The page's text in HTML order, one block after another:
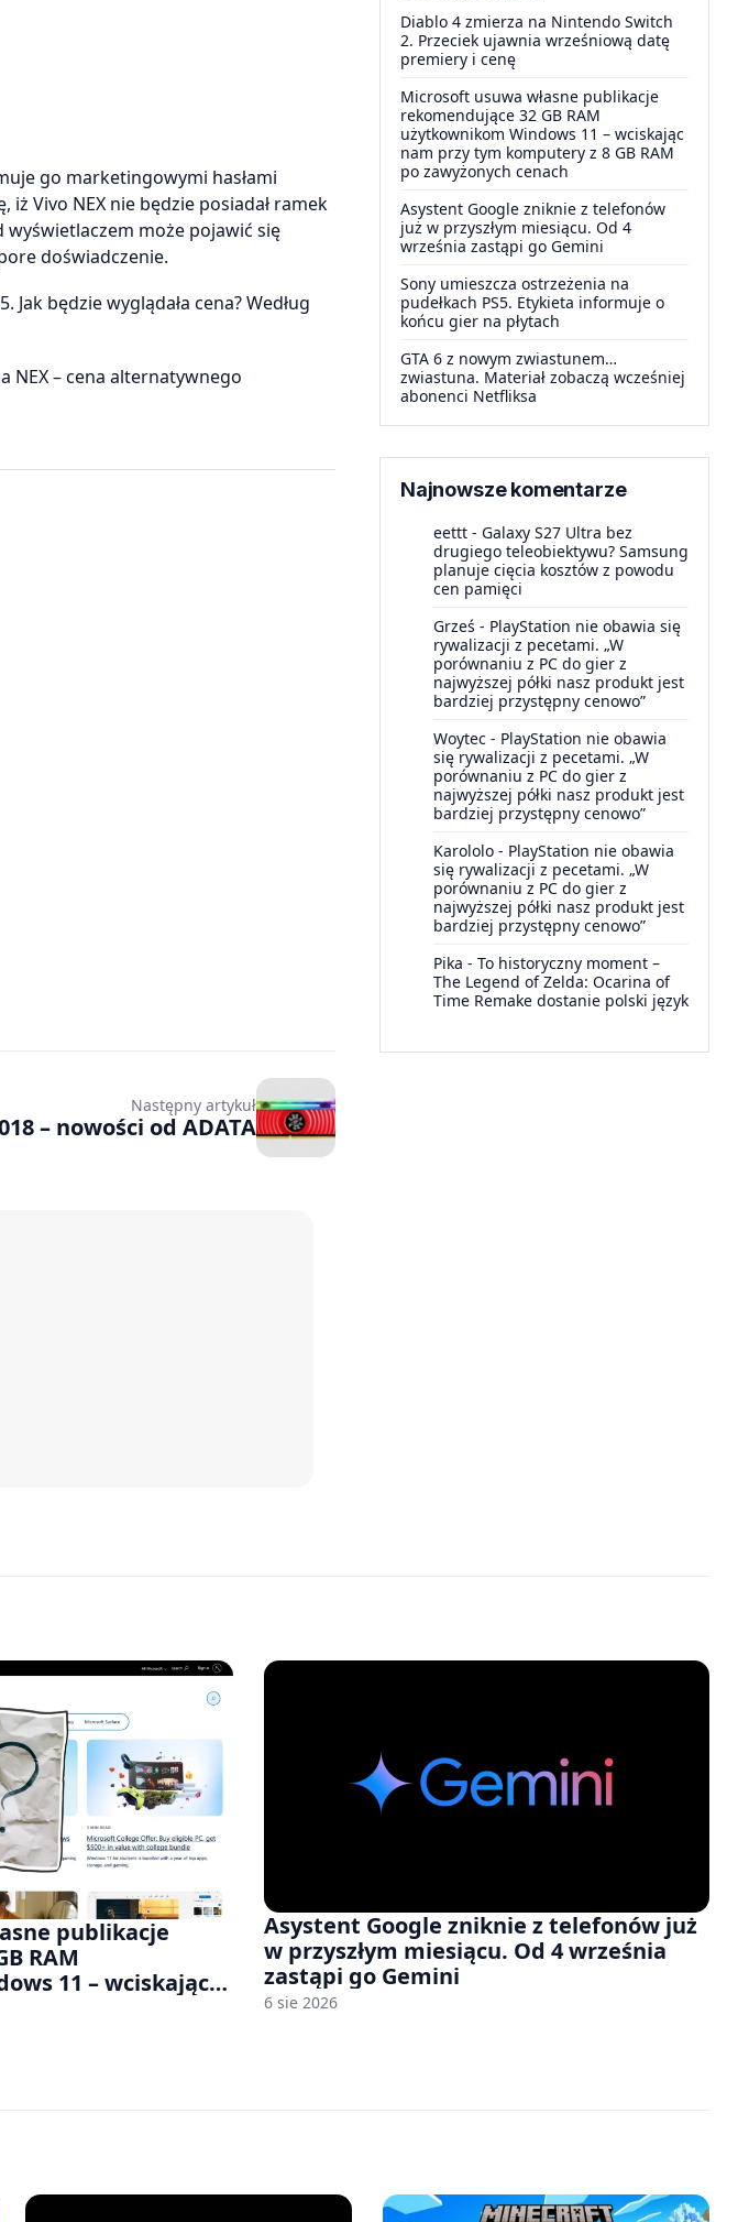
go marketingowymi hasłami
Vivo NEX nie będzie posiadał ramek
może pojawić się
doświadczenie.
będzie wyglądała cena? Według
NEX – cena alternatywnego
Diablo 4 zmierza na Nintendo Switch
2. Przeciek ujawnia wrześniową datę
premiery i cenę
Microsoft usuwa własne publikacje
rekomendujące 32 GB RAM
użytkownikom Windows 11 – wciskając
nam przy tym komputery z 8 GB RAM
po zawyżonych cenach
Asystent Google zniknie z telefonów
już w przyszłym miesiącu. Od 4
września zastąpi go Gemini
Sony umieszcza ostrzeżenia na
pudełkach PS5. Etykieta informuje o
końcu gier na płytach
GTA 6 z nowym zwiastunem…
zwiastuna. Materiał zobaczą wcześniej
abonenci Netfliksa
Najnowsze komentarze
eettt - Galaxy S27 Ultra bez
drugiego teleobiektywu? Samsung
planuje cięcia kosztów z powodu
cen pamięci
Grześ - PlayStation nie obawia się
rywalizacji z pecetami. „W
porównaniu z PC do gier z
najwyższej półki nasz produkt jest
bardziej przystępny cenowo”
Woytec - PlayStation nie obawia
się rywalizacji z pecetami. „W
porównaniu z PC do gier z
najwyższej półki nasz produkt jest
bardziej przystępny cenowo”
Karololo - PlayStation nie obawia
się rywalizacji z pecetami. „W
porównaniu z PC do gier z
najwyższej półki nasz produkt jest
bardziej przystępny cenowo”
Pika - To historyczny moment –
The Legend of Zelda: Ocarina of
Time Remake dostanie polski język
Następny artykuł
– nowości od ADATA
publikacje
RAM
11 – wciskając
z 8 GB RAM po
Asystent Google zniknie z telefonów już
w przyszłym miesiącu. Od 4 września
zastąpi go Gemini
6 sie 2026